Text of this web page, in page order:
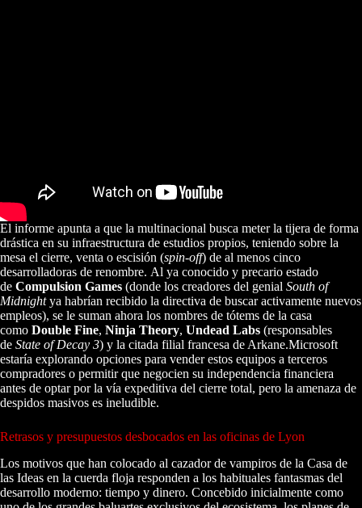
El informe apunta a que la multinacional busca meter la tijera de forma
drástica en su infraestructura de estudios propios, teniendo sobre la
mesa el cierre, venta o escisión (spin-off) de al menos cinco
desarrolladoras de renombre. Al ya conocido y precario estado
de Compulsion Games (donde los creadores del genial South of
Midnightya habrían recibido la directiva de buscar activamente nuevos
empleos), se le suman ahora los nombres de tótems de la casa
como Double Fine, Ninja Theory, Undead Labs (responsables
de State of Decay 3) y la citada filial francesa de Arkane.Microsoft
estaría explorando opciones para vender estos equipos a terceros
compradores o permitir que negocien su independencia financiera
antes de optar por la vía expeditiva del cierre total, pero la amenaza de
despidos masivos es ineludible.
Retrasos y presupuestos desbocados en las oficinas de Lyon
Los motivos que han colocado al cazador de vampiros de la Casa de
las Ideas en la cuerda floja responden a los habituales fantasmas del
desarrollo moderno: tiempo y dinero. Concebido inicialmente como